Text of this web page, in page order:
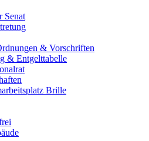
Senat
& Vorschriften
& Entgelttabelle
Brille